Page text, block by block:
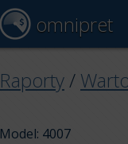
omnipret
Raporty /
Model: 4007